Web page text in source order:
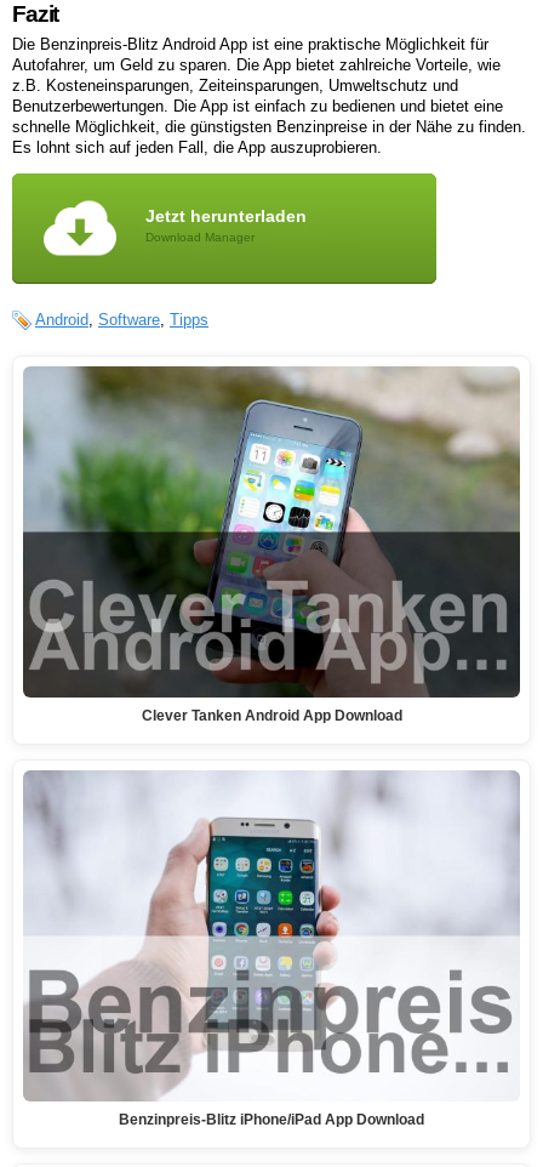
Fazit
Die Benzinpreis-Blitz Android App ist eine praktische Möglichkeit für
Autofahrer, um Geld zu sparen. Die App bietet zahlreiche Vorteile, wie
z.B. Kosteneinsparungen, Zeiteinsparungen, Umweltschutz und
Benutzerbewertungen. Die App ist einfach zu bedienen und bietet eine
schnelle Möglichkeit, die günstigsten Benzinpreise in der Nähe zu finden.
Es lohnt sich auf jeden Fall, die App auszuprobieren.
Jetzt herunterladen
Download Manager
Android, Software, Tipps
Clever Tanken Android App Download
Benzinpreis-Blitz iPhone/iPad App Download